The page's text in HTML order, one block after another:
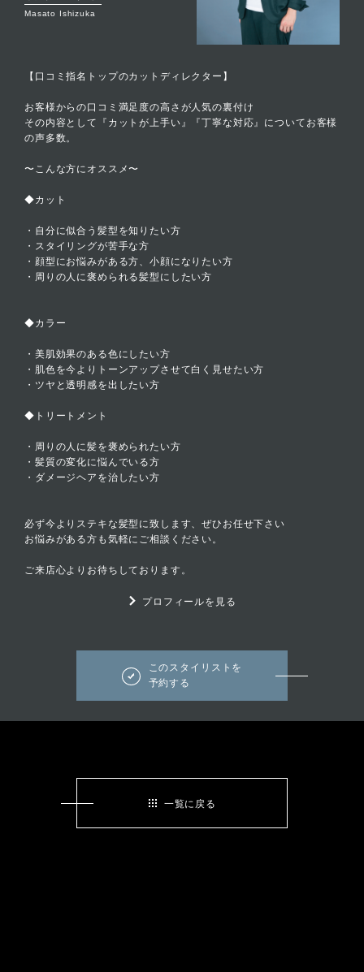
Masato Ishizuka
【口コミ指名トップのカットディレクター】
お客様からの口コミ満足度の高さが人気の裏付け
その内容として『カットが上手い』『丁寧な対応』についてお客様
の声多数。
〜こんな方にオススメ〜
◆カット
・自分に似合う髪型を知りたい方
・スタイリングが苦手な方
・顔型にお悩みがある方、小顔になりたい方
・周りの人に褒められる髪型にしたい方
◆カラー
・美肌効果のある色にしたい方
・肌色を今よりトーンアップさせて白く見せたい方
・ツヤと透明感を出したい方
◆トリートメント
・周りの人に髪を褒められたい方
・髪質の変化に悩んでいる方
・ダメージヘアを治したい方
必ず今よりステキな髪型に致します、ぜひお任せ下さい
お悩みがある方も気軽にご相談ください。
ご来店心よりお待ちしております。
プロフィールを見る
このスタイリストを
予約する
一覧に戻る